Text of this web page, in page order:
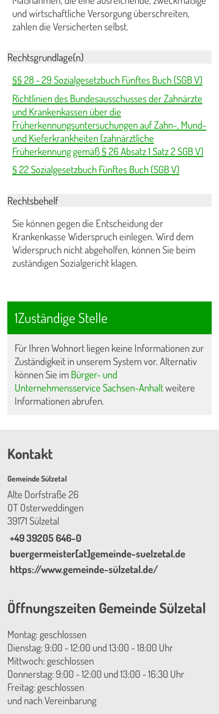
und wirtschaftliche Versorgung überschreiten,
zahlen die Versicherten selbst.
Rechtsgrundlage(n)
§§ 28 - 29 Sozialgesetzbuch Fünftes Buch (SGB V)
Richtlinien des Bundesausschusses der Zahnärzte
und Krankenkassen über die
Früherkennungsuntersuchungen auf Zahn-, Mund-
und Kieferkrankheiten (zahnärztliche
Früherkennung gemäß § 26 Absatz 1 Satz 2 SGB V)
§ 22 Sozialgesetzbuch Fünftes Buch (SGB V)
Rechtsbehelf
Sie können gegen die Entscheidung der
Krankenkasse Widerspruch einlegen. Wird dem
Widerspruch nicht abgeholfen, können Sie beim
zuständigen Sozialgericht klagen.
1Zuständige Stelle
Für Ihren Wohnort liegen keine Informationen zur
Zuständigkeit in unserem System vor. Alternativ
können Sie im Bürger- und
Unternehmensservice Sachsen-Anhaltweitere
Informationen abrufen.
Kontakt
Gemeinde Sülzetal
Alte Dorfstraße 26
OT Osterweddingen
39171 Sülzetal
+49 39205 646-0
buergermeister[at]gemeinde-suelzetal.de
https://www.gemeinde-sülzetal.de/
Öffnungszeiten Gemeinde Sülzetal
Montag: geschlossen
Dienstag: 9:00 - 12:00 und 13:00 - 18:00 Uhr
Mittwoch: geschlossen
Donnerstag: 9:00 - 12:00 und 13:00 - 16:30 Uhr
Freitag: geschlossen
und nach Vereinbarung